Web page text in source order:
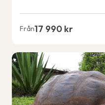
Från17 990 kr